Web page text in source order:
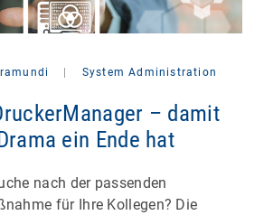
System Administration
– damit
ein Ende hat
nach der passenden
für Ihre Kollegen? Die